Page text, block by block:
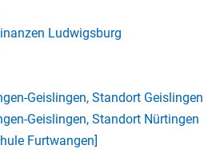
Ludwigsburg
Geislingen, Standort Geislingen
Geislingen, Standort Nürtingen
Furtwangen]